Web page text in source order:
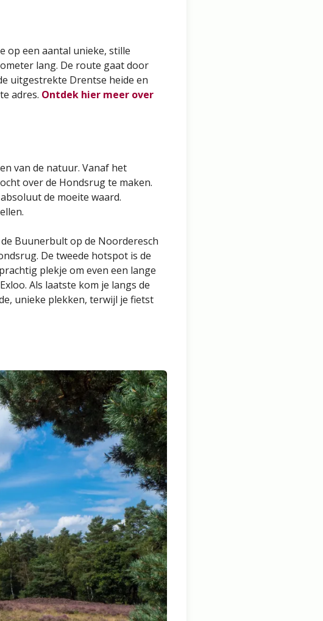
op een aantal unieke, stille
lang. De route gaat door
uitgestrekte Drentse heide en
adres. Ontdek hier meer over
van de natuur. Vanaf het
over de Hondsrug te maken.
de moeite waard.
Buunerbult op de Noorderesch
De tweede hotspot is de
plekje om even een lange
Als laatste kom je langs de
unieke plekken, terwijl je fietst